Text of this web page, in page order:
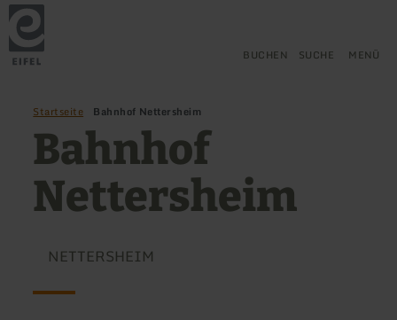
Zurück
zur
Startseite
BUCHEN SUCHE MENÜ
Startseite Bahnhof Nettersheim
Bahnhof
Nettersheim
NETTERSHEIM